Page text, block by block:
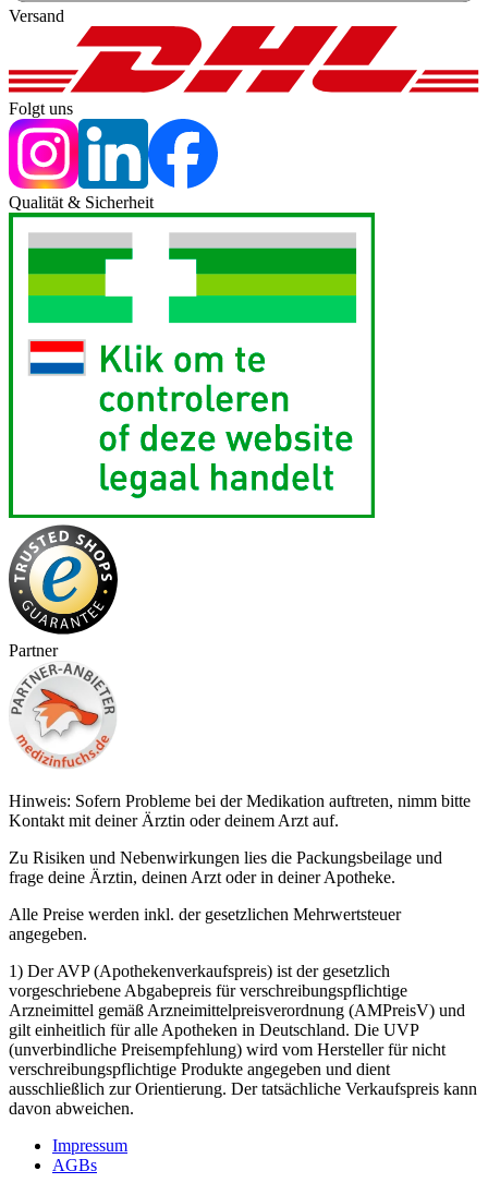
Versand
Folgt uns
Qualität & Sicherheit
Partner
Hinweis: Sofern Probleme bei der Medikation auftreten, nimm bitte
Kontakt mit deiner Ärztin oder deinem Arzt auf.
Zu Risiken und Nebenwirkungen lies die Packungsbeilage und
frage deine Ärztin, deinen Arzt oder in deiner Apotheke.
Alle Preise werden inkl. der gesetzlichen Mehrwertsteuer
angegeben.
1) Der AVP (Apothekenverkaufspreis) ist der gesetzlich
vorgeschriebene Abgabepreis für verschreibungspflichtige
Arzneimittel gemäß Arzneimittelpreisverordnung (AMPreisV) und
gilt einheitlich für alle Apotheken in Deutschland. Die UVP
(unverbindliche Preisempfehlung) wird vom Hersteller für nicht
verschreibungspflichtige Produkte angegeben und dient
ausschließlich zur Orientierung. Der tatsächliche Verkaufspreis kann
davon abweichen.
Impressum
AGBs